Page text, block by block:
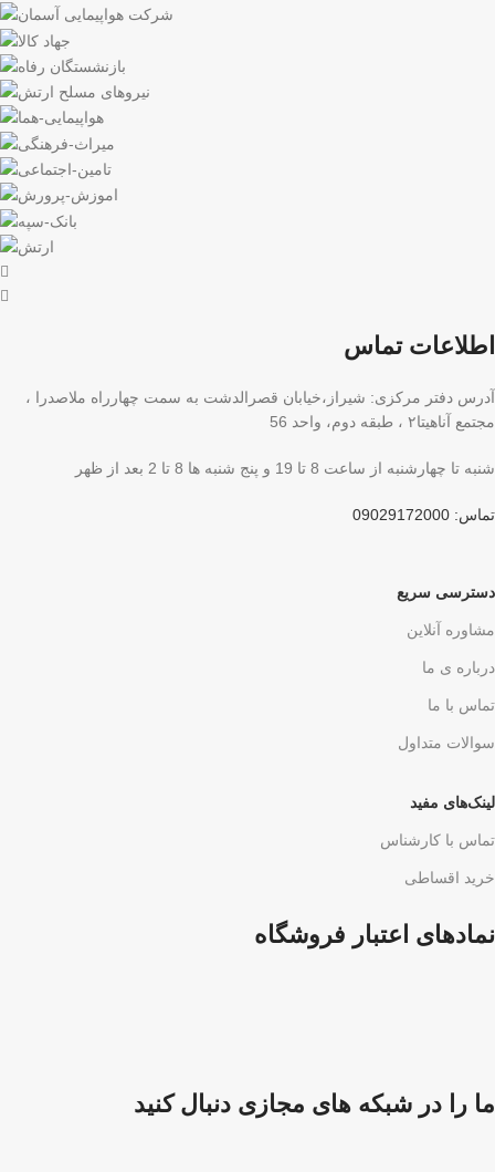
اطلاعات تماس
آدرس دفتر مرکزی: شیراز،خیابان قصرالدشت به سمت چهارراه ملاصدرا ،
مجتمع آناهیتا۲ ، طبقه دوم، واحد 56
شنبه تا چهارشنبه از ساعت 8 تا 19 و پنج شنبه ها 8 تا 2 بعد از ظهر
تماس: 09029172000
دسترسی سریع
مشاوره آنلاین
درباره ی ما
تماس با ما
سوالات متداول
لینک‌های مفید
تماس با کارشناس
خرید اقساطی
نمادهای اعتبار فروشگاه
ما را در شبکه های مجازی دنبال کنید